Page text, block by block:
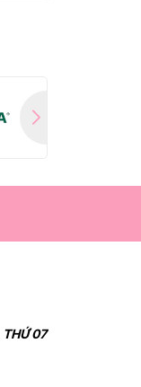
THỨ 07